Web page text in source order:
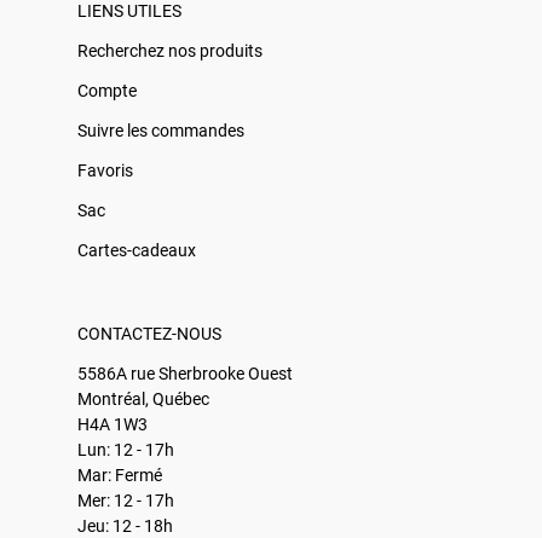
LIENS UTILES
Recherchez nos produits
Compte
Suivre les commandes
Favoris
Sac
Cartes-cadeaux
CONTACTEZ-NOUS
5586A rue Sherbrooke Ouest
Montréal, Québec
H4A 1W3
Lun: 12 - 17h
Mar: Fermé
Mer: 12 - 17h
Jeu: 12 - 18h